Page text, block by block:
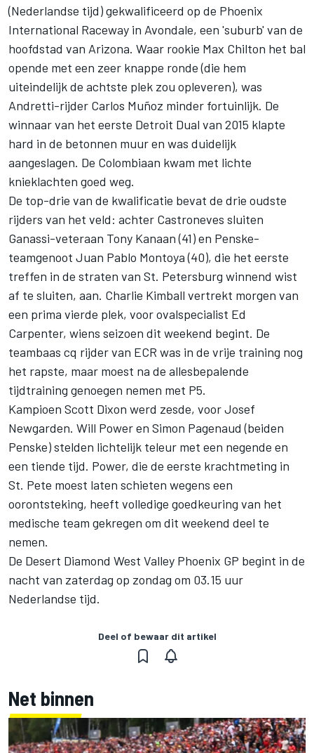
(Nederlandse tijd) gekwalificeerd op de Phoenix
International Raceway in Avondale, een 'suburb' van de
hoofdstad van Arizona. Waar rookie Max Chilton het bal
opende met een zeer knappe ronde (die hem
uiteindelijk de achtste plek zou opleveren), was
Andretti-rijder Carlos Muñoz minder fortuinlijk. De
winnaar van het eerste Detroit Dual van 2015 klapte
hard in de betonnen muur en was duidelijk
aangeslagen. De Colombiaan kwam met lichte
knieklachten goed weg.
De top-drie van de kwalificatie bevat de drie oudste
rijders van het veld: achter Castroneves sluiten
Ganassi-veteraan Tony Kanaan (41) en Penske-
teamgenoot Juan Pablo Montoya (40), die het eerste
treffen in de straten van St. Petersburg winnend wist
af te sluiten, aan. Charlie Kimball vertrekt morgen van
een prima vierde plek, voor ovalspecialist Ed
Carpenter, wiens seizoen dit weekend begint. De
teambaas cq rijder van ECR was in de vrije training nog
het rapste, maar moest na de allesbepalende
tijdtraining genoegen nemen met P5.
Kampioen Scott Dixon werd zesde, voor Josef
Newgarden. Will Power en Simon Pagenaud (beiden
Penske) stelden lichtelijk teleur met een negende en
een tiende tijd. Power, die de eerste krachtmeting in
St. Pete moest laten schieten wegens een
oorontsteking, heeft volledige goedkeuring van het
medische team gekregen om dit weekend deel te
nemen.
De Desert Diamond West Valley Phoenix GP begint in de
nacht van zaterdag op zondag om 03.15 uur
Nederlandse tijd.
Deel of bewaar dit artikel
Net binnen